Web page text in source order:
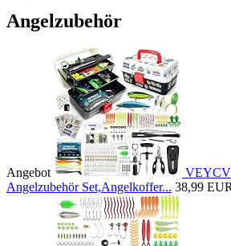
Angelzubehör
Angebot
Angelzubehör Set,Angelkoffer... 38,99 EUR